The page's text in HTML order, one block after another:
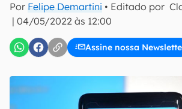
Por Felipe Demartini • Editado por
| 04/05/2022 às 12:00
Assine nossa
inscreva-se
Confirmo que li, aceito e concordo com
Uso e Política de Privacidade do